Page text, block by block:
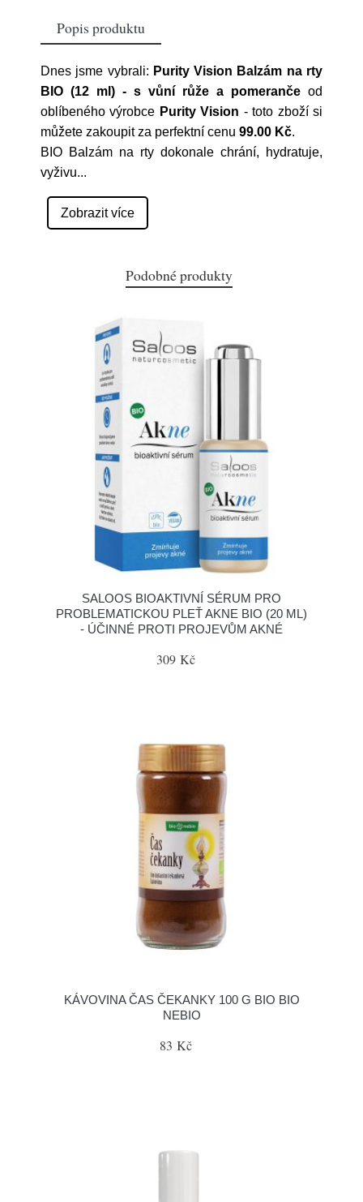
Popis produktu
Dnes jsme vybrali: Purity Vision Balzám na rty
BIO (12 ml) - s vůní růže a pomeranče od
oblíbeného výrobce Purity Vision - toto zboží si
můžete zakoupit za perfektní cenu 99.00 Kč.
BIO Balzám na rty dokonale chrání, hydratuje,
vyživu...
Zobrazit více
Podobné produkty
SALOOS BIOAKTIVNÍ SÉRUM PRO
PROBLEMATICKOU PLEŤ AKNE BIO (20 ML)
- ÚČINNÉ PROTI PROJEVŮM AKNÉ
309 Kč
KÁVOVINA ČAS ČEKANKY 100 G BIO BIO
NEBIO
83 Kč